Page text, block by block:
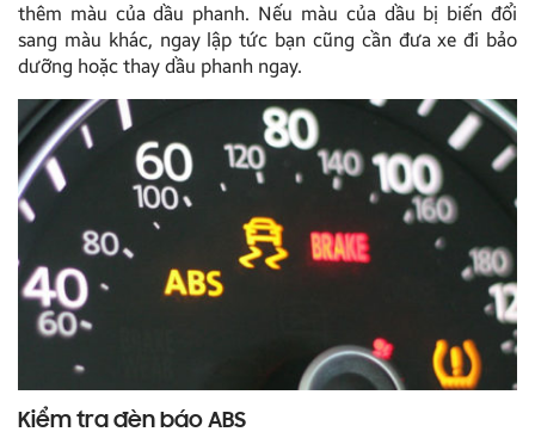
thêm màu của dầu phanh. Nếu màu của dầu bị biến đổi
sang màu khác, ngay lập tức bạn cũng cần đưa xe đi bảo
dưỡng hoặc thay dầu phanh ngay.
Kiểm tra đèn báo ABS